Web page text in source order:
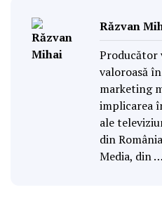
Răzvan
Producător
valoroasă
marketing
implicarea
ale
din
Media, din …